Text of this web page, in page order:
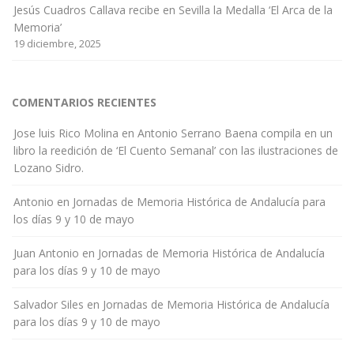
Jesús Cuadros Callava recibe en Sevilla la Medalla ‘El Arca de la
Memoria’
19 diciembre, 2025
COMENTARIOS RECIENTES
Jose luis Rico Molina en Antonio Serrano Baena compila en un
libro la reedición de ‘El Cuento Semanal’ con las ilustraciones de
Lozano Sidro.
Antonio en Jornadas de Memoria Histórica de Andalucía para
los días 9 y 10 de mayo
Juan Antonio en Jornadas de Memoria Histórica de Andalucía
para los días 9 y 10 de mayo
Salvador Siles en Jornadas de Memoria Histórica de Andalucía
para los días 9 y 10 de mayo